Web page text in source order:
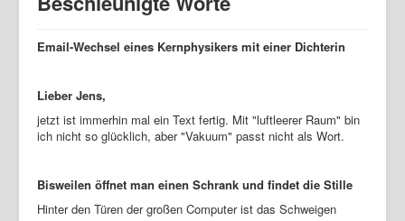
Kooperationen
Beschleunigte Worte
Startseite
Texte
Reiseartikel
Visuelles
Kooperationen
Email-Wechsel eines Kernphysikers mit einer Dichterin
Lieber Jens,
jetzt ist immerhin mal ein Text fertig. Mit "luftleerer Raum" bin
ich nicht so glücklich, aber "Vakuum" passt nicht als Wort.
Bisweilen öffnet man einen Schrank und findet die Stille
Hinter den Türen der großen Computer ist das Schweigen